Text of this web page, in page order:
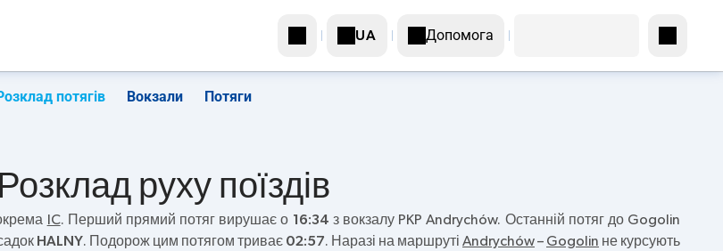
UA Допомога
потягів Вокзали Потяги
руху поїздів
IC. Перший прямий потяг вирушає о 16:34 з вокзалу PKP Andrychów. Останній потяг до Gogolin
HALNY. Подорож цим потягом триває 02:57. Наразі на маршруті Andrychów– Gogolin не курсують